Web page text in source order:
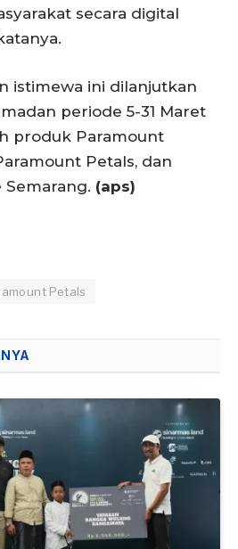
secara digital
istimewa ini dilanjutkan
periode 5-31 Maret
produk Paramount
Petals, dan
Semarang. (aps)
Petals